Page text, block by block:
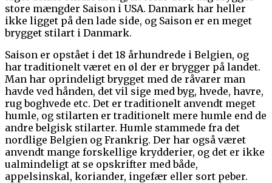
store mængder Saison i USA. Danmark har heller
ikke ligget på den lade side, og Saison er en meget
brygget stilart i Danmark.
Saison er opstået i det 18 århundrede i Belgien, og
har traditionelt været en øl der er brygger på landet.
Man har oprindeligt brygget med de råvarer man
havde ved hånden, det vil sige med byg, hvede, havre,
rug boghvede etc. Det er traditionelt anvendt meget
humle, og stilarten er traditionelt mere humle end de
andre belgisk stilarter. Humle stammede fra det
nordlige Belgien og Frankrig. Der har også været
anvendt mange forskellige krydderier, og det er ikke
ualmindeligt at se opskrifter med både,
appelsinskal, koriander, ingefær eller sort peber.